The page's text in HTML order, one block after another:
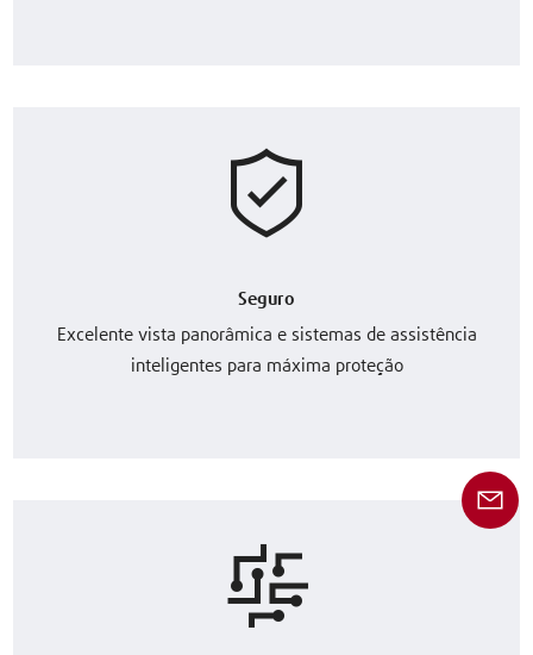
Seguro
Excelente vista panorâmica e sistemas de assistência
inteligentes para máxima proteção